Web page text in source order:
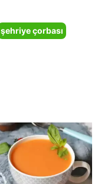
şehriye çorbası